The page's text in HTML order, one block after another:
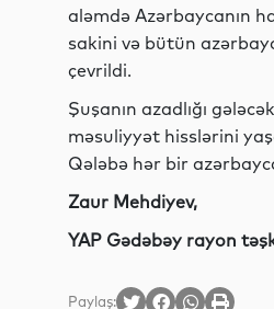
aləmdə Azərbaycanın
sakini və bütün
çevrildi.
Şuşanın azadlığı
məsuliyyət hisslərini
Qələbə hər bir
Zaur Mehdiyev,
YAP Gədəbəy rayon
Paylaş: